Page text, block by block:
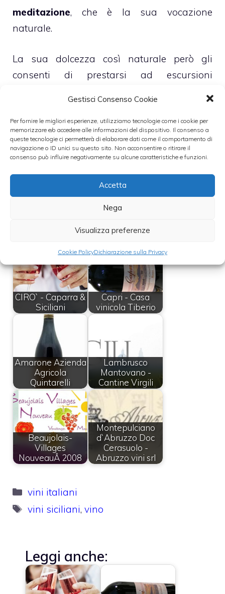
Gestisci Consenso Cookie
Per fornire le migliori esperienze, utilizziamo tecnologie come i cookie per
memorizzare e/o accedere alle informazioni del dispositivo. Il consenso a
queste tecnologie ci permetterà di elaborare dati come il comportamento di
navigazione o ID unici su questo sito. Non acconsentire o ritirare il
consenso può influire negativamente su alcune caratteristiche e funzioni.
Accetta
Nega
Visualizza preferenze
Cookie PolicyDichiarazione sulla Privacy
meditazione, che è la sua vocazione
naturale.
La sua dolcezza così naturale però gli
consenti di prestarsi ad escursioni
pasticceria a base di mandorle.
Comunque una volta apprezzato non si
Gabriele
Leggi anche:
CIRO` - Caparra &
Siciliani
Capri - Casa
vinicola Tiberio
Amarone Azienda
Agricola
Quintarelli
Lambrusco
Mantovano -
Cantine Virgili
Beaujolais-
Villages
NouveauÂ 2008
Montepulciano
d`Abruzzo Doc
Cerasuolo -
Abruzzo vini srl
Categorie
vini italiani
Tag
vini siciliani,vino
Leggi anche: